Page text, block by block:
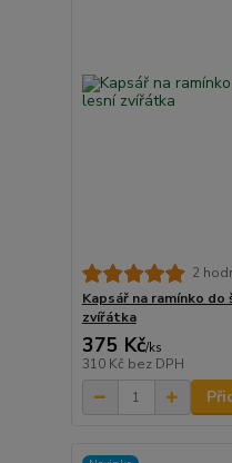
2
Kapsář na ramínko
zvířátka
375 Kč/ks
310 Kč bez DPH